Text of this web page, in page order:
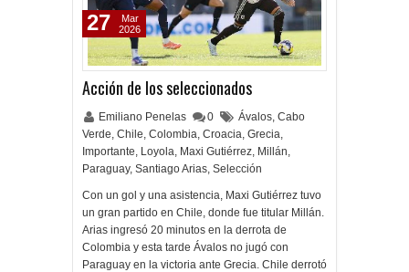
Acción de los seleccionados
Emiliano Penelas 0 Ávalos, Cabo
Verde, Chile, Colombia, Croacia, Grecia,
Importante, Loyola, Maxi Gutiérrez, Millán,
Paraguay, Santiago Arias, Selección
Con un gol y una asistencia, Maxi Gutiérrez tuvo
un gran partido en Chile, donde fue titular Millán.
Arias ingresó 20 minutos en la derrota de
Colombia y esta tarde Ávalos no jugó con
Paraguay en la victoria ante Grecia. Chile derrotó
27
Mar
2026